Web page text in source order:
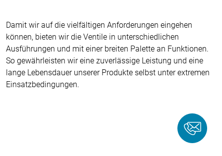
Damit wir auf die vielfältigen Anforderungen eingehen
können, bieten wir die Ventile in unterschiedlichen
Ausführungen und mit einer breiten Palette an Funktionen.
So gewährleisten wir eine zuverlässige Leistung und eine
lange Lebensdauer unserer Produkte selbst unter extremen
Einsatzbedingungen.